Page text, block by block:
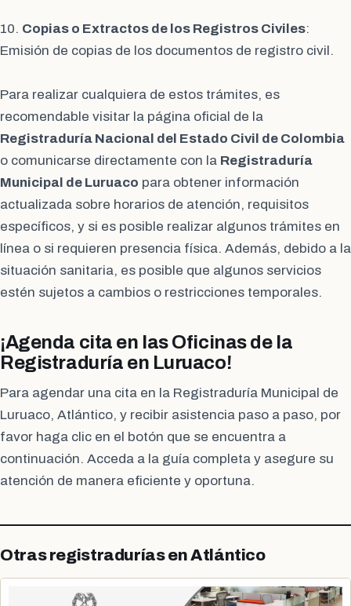
10. Copias o Extractos de los Registros Civiles:
Emisión de copias de los documentos de registro civil.
Para realizar cualquiera de estos trámites, es
recomendable visitar la página oficial de la
Registraduría Nacional del Estado Civil de Colombia
o comunicarse directamente con la Registraduría
Municipal de Luruaco para obtener información
actualizada sobre horarios de atención, requisitos
específicos, y si es posible realizar algunos trámites en
línea o si requieren presencia física. Además, debido a la
situación sanitaria, es posible que algunos servicios
estén sujetos a cambios o restricciones temporales.
¡Agenda cita en las Oficinas de la
Registraduría en Luruaco!
Para agendar una cita en la Registraduría Municipal de
Luruaco, Atlántico, y recibir asistencia paso a paso, por
favor haga clic en el botón que se encuentra a
continuación. Acceda a la guía completa y asegure su
atención de manera eficiente y oportuna.
Otras registradurías en Atlántico